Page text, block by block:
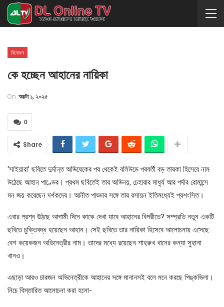
বিনোদন
কে হচ্ছেন আহানের নায়িকা
On অক্টো ১, ২০২৫
0
Share
‘সাইয়ারা’ ছবিতে দুর্দান্ত অভিষেকের পর থেকেই বলিউডে পরবর্তী বড় তারকা হিসেবে নাম
উঠেছে আহান পাণ্ডের। প্রথম ছবিতেই তার অভিনয়, চেহারার মাধুর্য আর পর্দার রোমান্সে
মন জয় করেছেন দর্শকদের। আনীত পাড্ডার সঙ্গে তার রসায়ন ইতিমধ্যেই প্রশংসিত।
এবার প্রশ্ন উঠছে আগামী দিনে কাকে দেখা যাবে আহানের বিপরীতে? সম্প্রতি নতুন একটি
ছবিতে চুক্তিবদ্ধ হয়েছেন আহান। সেই ছবিতে তার নায়িকা হিসেবে আলোচনায় এসেছে
বেশ কয়েকজন অভিনেত্রীর নাম। তাদের মধ্যে রয়েছেন শাহরুখ খানের কন্যা সুহানা
খানও।
এছাড়া আরও চারজন অভিনেত্রীকে আহানের সঙ্গে মানানসই বলে মনে করছে পিঙ্কভিলা।
নিচে বিস্তারিত আলোচনা করা হলো-